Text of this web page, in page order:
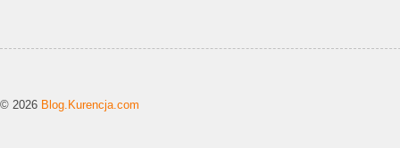
© 2026 Blog.Kurencja.com